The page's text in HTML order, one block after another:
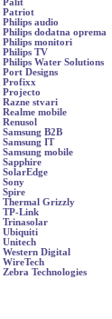
Palit
Patriot
Philips audio
Philips dodatna oprema
Philips monitori
Philips TV
Philips Water Solutions
Port Designs
Profixx
Projecto
Razne stvari
Realme mobile
Renusol
Samsung B2B
Samsung IT
Samsung mobile
Sapphire
SolarEdge
Sony
Spire
Thermal Grizzly
TP-Link
Trinasolar
Ubiquiti
Unitech
Western Digital
WireTech
Zebra Technologies